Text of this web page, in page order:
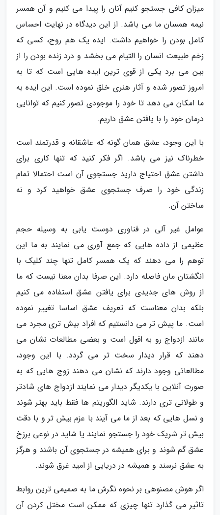
میزان کافی جستجو کنیم آنان را پیدا می کنیم و آن همسر
نیمه همسان ما می باشد. از این دیدگاه در نهایت احساس
کامل بودن را خواهیم داشت. ایده یک هم روح، کسی که
زخم طبیعت انسان را التیام می بخشد و درد زنده بودن را از
بین می برد یکی از قوی ترین ایده هایی است که تا به
امروز تصور شده و آثار هنری خلق نموده است. این ایده به
ما امکان می دهد تا خود را موجودی تصور کنیم که توانایی
درمان خود را با یافتن عشق داریم.
با این وجود، عشق همان گونه که عاشقانه و قدرتمند است
خطرناک نیز می باشد. اگر فکر کنید که تنها کاری برای
داشتن عشق احتیاج دارید جستجوی آن است احتمالا تمام
زندگی خود را صرف جستجوی عشق خواهید کرد و نه
ساختن آن.
عوامل غیر آلی در فناوری دوست یابی به وسیله حجم
عظیمی از داده هایی که جمع آوری می نمایند به ما این
توهم را می دهند که یک همسر کامل تنها چند کلیک با
انگشتان مان فاصله دارد. این صرفا بدان معنا نیست که ما
از روش های جدیدی برای یافتن عشق استفاده می کنیم
بلکه بدان معناست که تعریف عشق اساسا تغییر نموده
است. ما پیش تر می دانستیم که افراد بیش تری مجرد می
مانند ازدواج رو به افول است و بعضی مطالعات نشان می
دهند که قرار دیدار سخت تر می گردد. با این وجود،
مطالعاتی وجود دارند که نشان می دهند زوج هایی که به
صورت آنلاین با یکدیگر دیدار می نمایند ازدواج های شادتر
و طولانی تری دارند. شاید الگوریتم ها فقط باید بهتر شوند
و نسل هایی که بعد از ما می آیند با عزم بیش تر و با دقت
بیش تر شریک خود را جستجو نمایند یا شاید در نوعی برزخ
عشق گم شوند و برای همیشه در جستجوی آن باشند و هرگز
به عشق نرسند و همیشه در دریایی از امید غرق شوند.
اگر هوش مصنوهی بر نحوه نگرش ما به صمیمی ترین روابط
تاثیر می گذارد تنها چیزی که ممکن است مختل کردن آن